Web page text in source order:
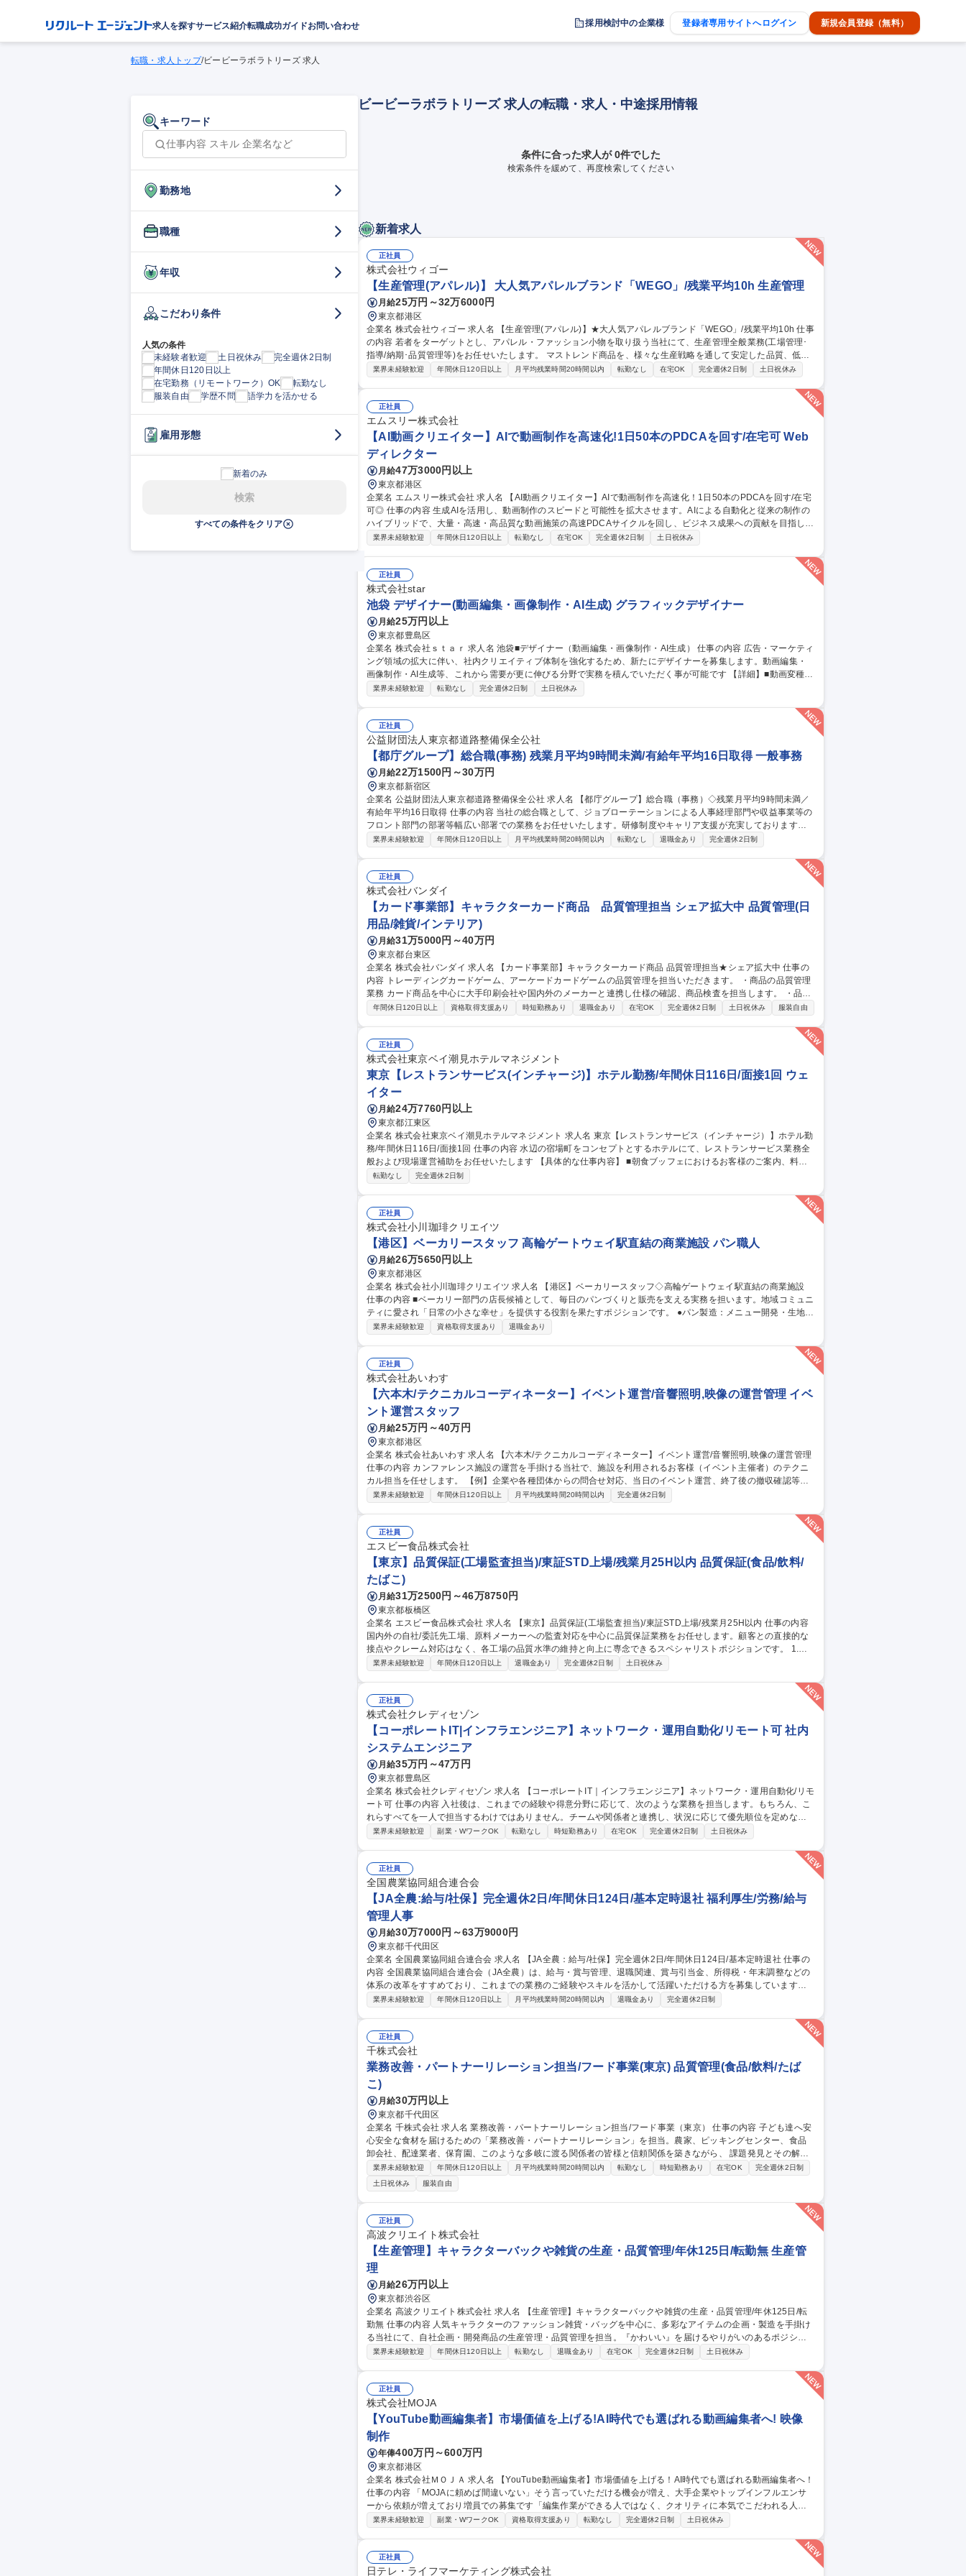
求人を探すサービス紹介転職成功ガイドお問い合わせ 採用検討中の企業様 登録者専用サイトへログイン 新規会員登録（無料）
転職・求人トップ/ビービーラボラトリーズ 求人
キーワード
勤務地
職種
年収
こだわり条件
人気の条件
未経験者歓迎
土日祝休み
完全週休2日制
年間休日120日以上
在宅勤務（リモートワーク）OK
転勤なし
服装自由
学歴不問 語学力を活かせる
雇用形態
新着のみ
検索
すべての条件をクリア
ビービーラボラトリーズ 求人の転職・求人・中途採用情報
条件に合った求人が 0件でした
検索条件を緩めて、再度検索してください
新着求人
正社員
株式会社ウィゴー
【生産管理(アパレル)】 大人気アパレルブランド「WEGO」/残業平均10h 生産管理
月給25万円～32万6000円
東京都港区
企業名 株式会社ウィゴー 求人名 【生産管理(アパレル)】★大人気アパレルブランド「WEGO」/残業平均10h 仕事
の内容 若者をターゲットとし、アパレル・ファッション小物を取り扱う当社にて、生産管理全般業務(工場管理･
指導/納期･品質管理等)をお任せいたします。 マストレンド商品を、様々な生産戦略を通して安定した品質、低コ
ストで供給出来る生産体制を構築する事が当ポジションのミッションとなります。工場管理は本社にて電話やWE
ド「WEGO」/残業平均10h
業界未経験歓迎 年間休日120日以上 月平均残業時間20時間以内 転勤なし 在宅OK 完全週休2日制 土日祝休み
正社員
エムスリー株式会社
【AI動画クリエイター】AIで動画制作を高速化!1日50本のPDCAを回す/在宅可 Web
ディレクター
月給47万3000円以上
東京都港区
企業名 エムスリー株式会社 求人名 【AI動画クリエイター】AIで動画制作を高速化！1日50本のPDCAを回す/在宅
可◎ 仕事の内容 生成AIを活用し、動画制作のスピードと可能性を拡大させます。AIによる自動化と従来の制作の
ハイブリッドで、大量・高速・高品質な動画施策の高速PDCAサイクルを回し、ビジネス成果への貢献を目指しま
す。 AIエージェントに定型作業を任せ、「何を・なぜ作るか」の判断と企画に集中する新しい制作スタイルを担
た動画コンテンツ企画・制作・効果検証 ■AIによるシナリオ・クリップ・音声・字幕の生成や制作管理 ※1日50本
規模の体制を構築し、仮説検証と改善を行います。 募集職種 【AI動画クリエイター】AIで動画制作を高速化！1
日50本のPDCAを回す/在宅可◎
業界未経験歓迎 年間休日120日以上 転勤なし 在宅OK 完全週休2日制 土日祝休み
正社員
株式会社star
池袋 デザイナー(動画編集・画像制作・AI生成) グラフィックデザイナー
月給25万円以上
東京都豊島区
企業名 株式会社ｓｔａｒ 求人名 池袋■デザイナー（動画編集・画像制作・AI生成） 仕事の内容 広告・マーケティ
ング領域の拡大に伴い、社内クリエイティブ体制を強化するため、新たにデザイナーを募集します。動画編集・
画像制作・AI生成等、これから需要が更に伸びる分野で実務を積んでいただく事が可能です 【詳細】■動画変種：
広告動画の編集（SNS・Web広告向け）、カット編集・テロップ挿入・構成調整、納品フォーマットへの書き出
ビジュアル制作、プロンプト設計、生成素材の調整・ブラッシュアップ [業務内容の変更の範囲：当社業務全般]
募集職種 池袋■デザイナー（動画編集・画像制作・AI生成）
業界未経験歓迎 転勤なし 完全週休2日制 土日祝休み
正社員
公益財団法人東京都道路整備保全公社
【都庁グループ】総合職(事務) 残業月平均9時間未満/有給年平均16日取得 一般事務
月給22万1500円～30万円
東京都新宿区
企業名 公益財団法人東京都道路整備保全公社 求人名 【都庁グループ】総合職（事務）◇残業月平均9時間未満／
有給年平均16日取得 仕事の内容 当社の総合職として、ジョブローテーションによる人事経理部門や収益事業等の
フロント部門の部署等幅広い部署での業務をお任せいたします。研修制度やキャリア支援が充実しております！
※下記業務詳細 【業務詳細】■管理部門：広報、人事、経理など当公社の運営に係る管理業務 ■収益部門：駐車場
幹線道路や木造住宅密集地域の特定整備路線の用地取得、道路に関する普及啓発事業、都内の道路施設や道路工
事現場の見学ツアー事業 ※入社後は上記いずれかの部門へ配属。※業務内容変更の範囲：会社の定める業務 募集
職種 【都庁グループ】総合職（事務）◇残業月平均9時間未満／有給年平均16日取得
業界未経験歓迎 年間休日120日以上 月平均残業時間20時間以内 転勤なし 退職金あり 完全週休2日制
正社員
株式会社バンダイ
【カード事業部】キャラクターカード商品 品質管理担当 シェア拡大中 品質管理(日
用品/雑貨/インテリア)
月給31万5000円～40万円
東京都台東区
企業名 株式会社バンダイ 求人名 【カード事業部】キャラクターカード商品 品質管理担当★シェア拡大中 仕事の
内容 トレーディングカードゲーム、アーケードカードゲームの品質管理を担当いただきます。 ・商品の品質管理
業務 カード商品を中心に大手印刷会社や国内外のメーカーと連携し仕様の確認、商品検査を担当します。 ・品質
向上、持続性向上に向けた各種取組み 募集職種 【カード事業部】キャラクターカード商品 品質管理担当★シェア
年間休日120日以上 資格取得支援あり 時短勤務あり 退職金あり 在宅OK 完全週休2日制 土日祝休み 服装自由
正社員
株式会社東京ベイ潮見ホテルマネジメント
東京【レストランサービス(インチャージ)】ホテル勤務/年間休日116日/面接1回 ウェ
イター
月給24万7760円以上
東京都江東区
企業名 株式会社東京ベイ潮見ホテルマネジメント 求人名 東京【レストランサービス（インチャージ）】ホテル勤
務/年間休日116日/面接1回 仕事の内容 水辺の宿場町をコンセプトとするホテルにて、レストランサービス業務全
般および現場運営補助をお任せいたします 【具体的な仕事内容】 ■朝食ブッフェにおけるお客様のご案内、料理
補充、テーブルリセット ■アフタヌーンティー、ディナー（アラカルト・コース）の接客対応 ■料理・飲み物の配
（インチャージ）】ホテル勤務/年間休日116日/面接1回
転勤なし 完全週休2日制
正社員
株式会社小川珈琲クリエイツ
【港区】ベーカリースタッフ 高輪ゲートウェイ駅直結の商業施設 パン職人
月給26万5650円以上
東京都港区
企業名 株式会社小川珈琲クリエイツ 求人名 【港区】ベーカリースタッフ◇高輪ゲートウェイ駅直結の商業施設
仕事の内容 ■ベーカリー部門の店長候補として、毎日のパンづくりと販売を支える実務を担います。地域コミュニ
ティに愛され「日常の小さな幸せ」を提供する役割を果たすポジションです。 ●パン製造：メニュー開発・生地の
仕込み・分割・成形・焼成など ●接客・販売：接客とレジ対応/商品の特徴・おすすめポイントの案内/袋詰めや包
ト ●品質・衛生管理：食材・製品の品質確認/調理器具・オーブン・作業場の清掃と衛生維持/安全な作業手順の遵
守 ●在庫・補充業務：原材料や包材の在庫確認と整理 募集職種 【港区】ベーカリースタッフ◇高輪ゲートウェイ
駅直結の商業施設
業界未経験歓迎 資格取得支援あり 退職金あり
正社員
株式会社あいわす
【六本木/テクニカルコーディネーター】イベント運営/音響照明,映像の運営管理 イベ
ント運営スタッフ
月給25万円～40万円
東京都港区
企業名 株式会社あいわす 求人名 【六本木/テクニカルコーディネーター】イベント運営/音響照明,映像の運営管理
仕事の内容 カンファレンス施設の運営を手掛ける当社で、施設を利用されるお客様（イベント主催者）のテクニ
カル担当を任せします。 【例】企業や各種団体からの問合せ対応、当日のイベント運営、終了後の撤収確認等。
【イベント当日までの流れ】問い合わせ対応や予約受付→会場の案内→イベント内容・規模・予算などのヒアリ
は指定協力会社への手配、準備→イベント当日の運営(設営から撤収までのディレクションを行います) ※きめ細や
かな対応とホスピタリティでお客様にご満足いただいております 募集職種 【六本木/テクニカルコーディネータ
ー】イベント運営/音響照明,映像の運営管理
業界未経験歓迎 年間休日120日以上 月平均残業時間20時間以内 完全週休2日制
正社員
エスビー食品株式会社
【東京】品質保証(工場監査担当)/東証STD上場/残業月25H以内 品質保証(食品/飲料/
たばこ)
月給31万2500円～46万8750円
東京都板橋区
企業名 エスビー食品株式会社 求人名 【東京】品質保証(工場監査担当)/東証STD上場/残業月25H以内 仕事の内容
国内外の自社/委託先工場、原料メーカーへの監査対応を中心に品質保証業務をお任せします。顧客との直接的な
接点やクレーム対応はなく、各工場の品質水準の維持と向上に専念できるスペシャリストポジションです。 1.工
場監査:FSSC22000等の基準に則り月2-3回程度の国内出張と年1-2回の海外出張を通じ製造現場の監査や改善指導
ータ分析と対策立案。4.文書管理:品質基準書等の改定。現場と協調しながら課題を解決しブランドの根幹である
食の安全を上流工程から支えるやりがいがあります。 募集職種 【東京】品質保証(工場監査担当)/東証STD上場/残
業月25H以内
業界未経験歓迎 年間休日120日以上 退職金あり 完全週休2日制 土日祝休み
正社員
株式会社クレディセゾン
【コーポレートIT|インフラエンジニア】ネットワーク・運用自動化/リモート可 社内
システムエンジニア
月給35万円～47万円
東京都豊島区
企業名 株式会社クレディセゾン 求人名 【コーポレートIT｜インフラエンジニア】ネットワーク・運用自動化/リモ
ート可 仕事の内容 入社後は、これまでの経験や得意分野に応じて、次のような業務を担当します。もちろん、こ
れらすべてを一人で担当するわけではありません。チームや関係者と連携し、状況に応じて優先順位を定めなが
ら進めます。 ■社内ネットワーク、クラウド、DNSの設計・構築・運用 ■問い合わせ、設定変更、インシデントへ
のコード化 ■GitHub Actionsなどを利用したインフラ設定の継続的デプロイメントの実現 ■ネットワーク構成や稼
働状況を自動収集し、可視化する仕組みの整備 等 募集職種 【コーポレートIT｜インフラエンジニア】ネットワー
ク・運用自動化/リモート可
業界未経験歓迎 副業・WワークOK 転勤なし 時短勤務あり 在宅OK 完全週休2日制 土日祝休み
正社員
全国農業協同組合連合会
【JA全農:給与/社保】完全週休2日/年間休日124日/基本定時退社 福利厚生/労務/給与
管理人事
月給30万7000円～63万9000円
東京都千代田区
企業名 全国農業協同組合連合会 求人名 【JA全農：給与/社保】完全週休2日/年間休日124日/基本定時退社 仕事の
内容 全国農業協同組合連合会（JA全農）は、給与・賞与管理、退職関連、賞与引当金、所得税・年末調整などの
体系の改革をすすめており、これまでの業務のご経験やスキルを活かして活躍いただける方を募集しています。
ご経験・適性・希望をもとに、以下の中から担当いただく業務を決定します。 ■給与・賞与管理業務■所得税対
年間休日124日/基本定時退社
業界未経験歓迎 年間休日120日以上 月平均残業時間20時間以内 退職金あり 完全週休2日制
正社員
千株式会社
業務改善・パートナーリレーション担当/フード事業(東京) 品質管理(食品/飲料/たば
こ)
月給30万円以上
東京都千代田区
企業名 千株式会社 求人名 業務改善・パートナーリレーション担当/フード事業（東京） 仕事の内容 子ども達へ安
心安全な食材を届けるための「業務改善・パートナーリレーション」を担当。農家、ピッキングセンター、食品
卸会社、配達業者、保育園、このような多岐に渡る関係者の皆様と信頼関係を築きながら、 課題発見とその解決
策の提案、実行まで行っていただきます。 ■提携ピッキングセンター(東京・横浜・宇都宮等)へ訪問(週3日程度)を
通じた関係構築や実態の把握、契約・交渉■オペレーション改善：青果物の安全管理、品質管理、ロス率の軽減を
目的に、数字のモニタリング。数字から課題を導き、改善するための業務フローの設計と導入を行い、オペレー
ション改善■営業や食育チームと連携しコンテンツ企画や、資料作成 募集職種 業務改善・パートナーリレーショ
ン担当/フード事業（東京）
業界未経験歓迎 年間休日120日以上 月平均残業時間20時間以内 転勤なし 時短勤務あり 在宅OK
完全週休2日制
土日祝休み
服装自由
正社員
高波クリエイト株式会社
【生産管理】キャラクターバックや雑貨の生産・品質管理/年休125日/転勤無 生産管
理
月給26万円以上
東京都渋谷区
企業名 高波クリエイト株式会社 求人名 【生産管理】キャラクターバックや雑貨の生産・品質管理/年休125日/転
勤無 仕事の内容 人気キャラクターのファッション雑貨・バッグを中心に、多彩なアイテムの企画・製造を手掛け
る当社にて、自社企画・開発商品の生産管理・品質管理を担当。『かわいい』を届けるやりがいのあるポジショ
ンです。 有名ブランドやキャラクターライセンスを活用した商品の企画・開発・販売を行っています。企画段階
産スケジュールの組立て、工場へ見積依頼・価格交渉、サンプルの品質確認や検査の手配、ライセンス元様との
やり取り、輸入関連の書類の管理、国内倉庫での品質チェック、工場開拓などがございます。 募集職種 【生産管
理】キャラクターバックや雑貨の生産・品質管理/年休125日/転勤無
業界未経験歓迎 年間休日120日以上 転勤なし 退職金あり 在宅OK 完全週休2日制 土日祝休み
正社員
株式会社MOJA
【YouTube動画編集者】市場価値を上げる!AI時代でも選ばれる動画編集者へ! 映像
制作
年俸400万円～600万円
東京都港区
企業名 株式会社ＭＯＪＡ 求人名 【YouTube動画編集者】市場価値を上げる！AI時代でも選ばれる動画編集者へ！
仕事の内容 「MOJAに頼めば間違いない」そう言っていただける機会が増え、大手企業やトップインフルエンサ
ーから依頼が増えており増員での募集です「編集作業ができる人ではなく、クオリティに本気でこだわれる人」
歓迎です 【主な業務】 ■YouTube動画の制作・編集全般（PremiereProでの動画素材の整理、カット割り ■Premi
者へ！
業界未経験歓迎 副業・WワークOK 資格取得支援あり 転勤なし 完全週休2日制 土日祝休み
正社員
日テレ・ライフマーケティング株式会社